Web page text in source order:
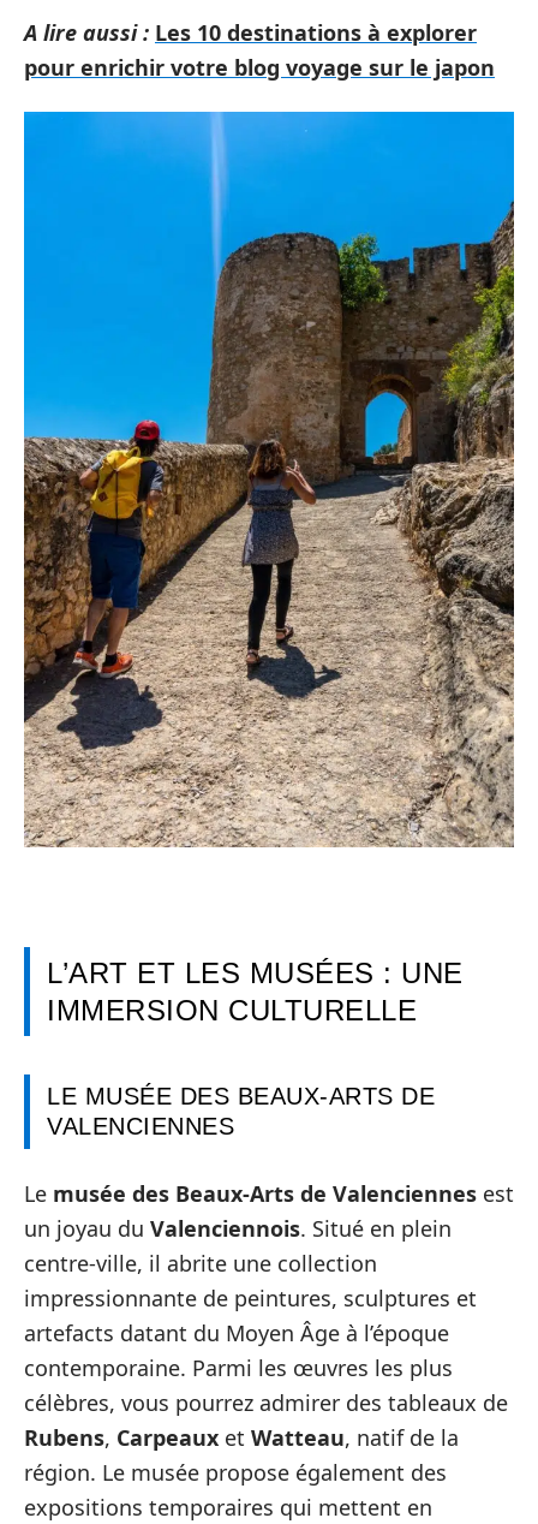
A lire aussi : Les 10 destinations à explorer
pour enrichir votre blog voyage sur le japon
L’ART ET LES MUSÉES : UNE
IMMERSION CULTURELLE
LE MUSÉE DES BEAUX-ARTS DE
VALENCIENNES
Le musée des Beaux-Arts de Valenciennes est
un joyau du Valenciennois. Situé en plein
centre-ville, il abrite une collection
impressionnante de peintures, sculptures et
artefacts datant du Moyen Âge à l’époque
contemporaine. Parmi les œuvres les plus
célèbres, vous pourrez admirer des tableaux de
Rubens, Carpeaux et Watteau, natif de la
région. Le musée propose également des
expositions temporaires qui mettent en